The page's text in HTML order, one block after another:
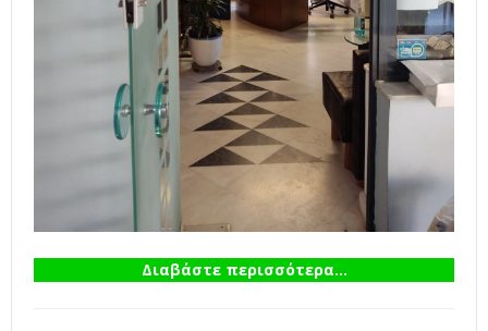
Διαβάστε περισσότερα...